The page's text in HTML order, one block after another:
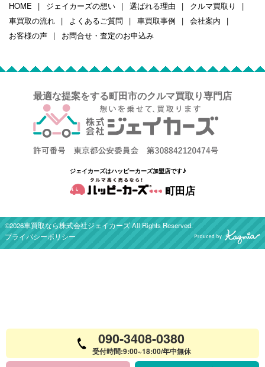
HOME ジェイカーズの想い 選ばれる理由
クルマ買取り
車買取の流れ
よくあるご質問 車買取事例
会社案内
お客様の声
お問合せ・査定のお申込み
最適な提案をする町田市のクルマ買取り専門店
ジェイカーズはハッピーカーズ加盟店です♪
町田店
©2026車買取なら株式会社ジェイカーズ All Rights Reserved.
プライバシーポリシー
090-3408-0380
受付時間:9:00~18:00/年中無休